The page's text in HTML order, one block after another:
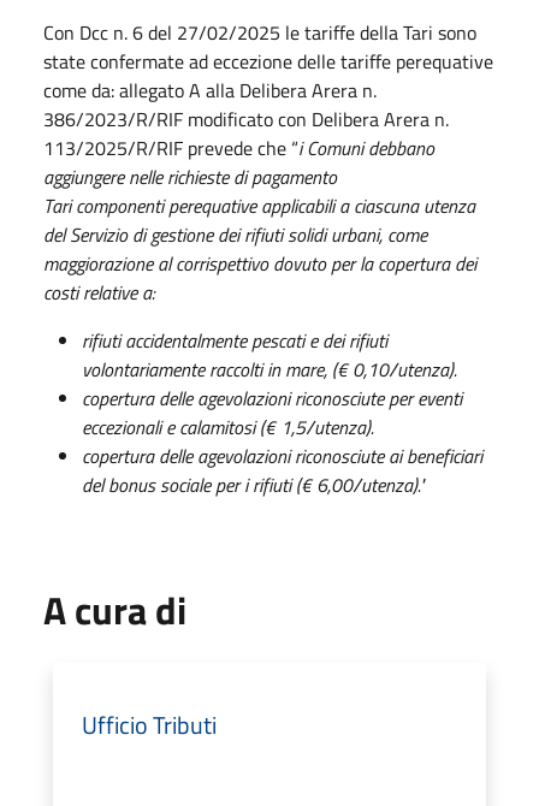
Con Dcc n. 6 del 27/02/2025 le tariffe della Tari sono
state confermate ad eccezione delle tariffe perequative
come da: allegato A alla Delibera Arera n.
386/2023/R/RIF modificato con Delibera Arera n.
113/2025/R/RIF prevede che “i Comuni debbano
aggiungere nelle richieste di pagamento
Tari componenti perequative applicabili a ciascuna utenza
del Servizio di gestione dei rifiuti solidi urbani, come
maggiorazione al corrispettivo dovuto per la copertura dei
costi relative a:
rifiuti accidentalmente pescati e dei rifiuti
volontariamente raccolti in mare, (€ 0,10/utenza).
copertura delle agevolazioni riconosciute per eventi
eccezionali e calamitosi (€ 1,5/utenza).
copertura delle agevolazioni riconosciute ai beneficiari
del bonus sociale per i rifiuti (€ 6,00/utenza)."
A cura di
Ufficio Tributi